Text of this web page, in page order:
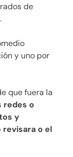
de
y uno por
que fuera la
redes o
y
revisara o el